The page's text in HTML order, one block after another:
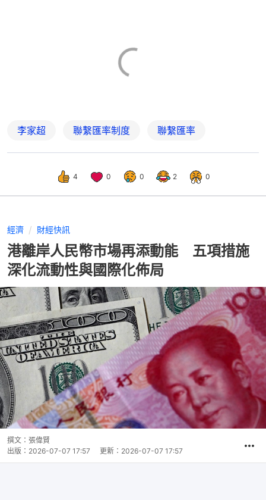
李家超 聯繫匯率制度 聯繫匯率
4 0 0 2 0
經濟 財經快訊
港離岸人民幣市場再添動能 五項措施
深化流動性與國際化佈局
撰文： 張偉賢
出版： 2026-07-07 17:57 更新： 2026-07-07 17:57